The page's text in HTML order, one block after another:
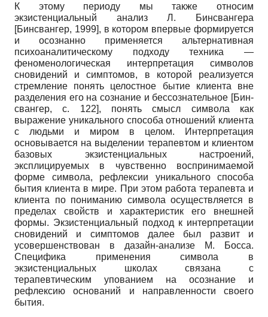
К этому периоду мы также относим
экзистенциальный анализ Л. Бинсвангера
[Бинсвангер, 1999], в котором впервые формируется
и осознанно применяется альтернативная
психоаналитическому подходу техника —
феноменологическая интерпретация символов
сновидений и симптомов, в которой реализуется
стремление понять целостное бытие клиента вне
разделения его на сознание и бессознательное [Бин­
свангер,c. 122], понять смысл символа как
выражение уникального способа отношений клиента
с людьми и миром в целом. Интерпретация
основывается на выделении терапевтом и клиентом
базовых экзистенциальных настроений,
эксплицируемых в чувственно воспринимаемой
форме символа, рефлексии уникального способа
бытия клиента в мире. При этом работа терапевта и
клиента по пониманию символа осуществляется в
пределах свойств и характеристик его внешней
формы. Экзистенциальный подход к интерпретации
сновидений и симптомов далее был развит и
усовершенствован в дазайн-анализе М. Босса.
Специфика применения символа в
экзистенциальных школах связана с
терапевтическим упованием на осознание и
рефлексию оснований и направленности своего
бытия.